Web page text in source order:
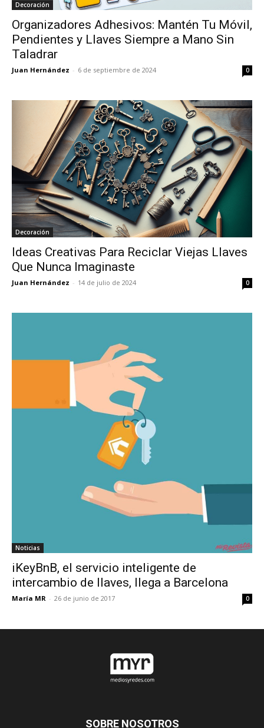
Decoración
Organizadores Adhesivos: Mantén Tu Móvil,
Pendientes y Llaves Siempre a Mano Sin
Taladrar
Juan Hernández - 6 de septiembre de 2024 0
Decoración
Ideas Creativas Para Reciclar Viejas Llaves
Que Nunca Imaginaste
Juan Hernández - 14 de julio de 2024 0
Noticias
iKeyBnB, el servicio inteligente de
intercambio de llaves, llega a Barcelona
María MR - 26 de junio de 2017 0
SOBRE NOSOTROS